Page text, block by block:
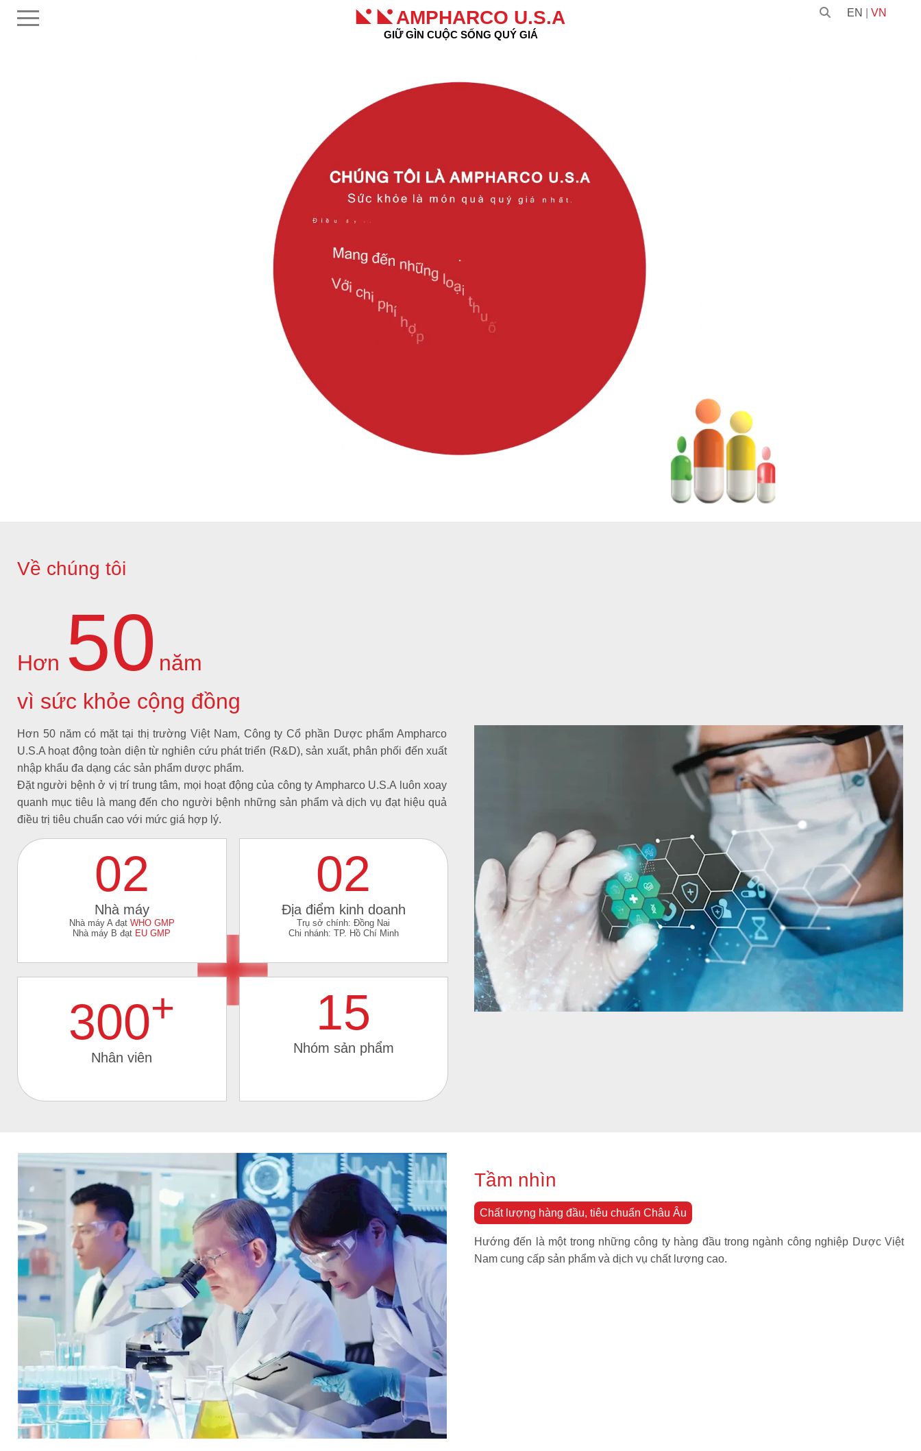
AMPHARCO U.S.A
GIỮ GÌN CUỘC SỐNG QUÝ GIÁ
EN VN
Về chúng tôi
Hơn 50 năm
vì sức khỏe cộng đồng
Hơn 50 năm có mặt tại thị trường Việt Nam, Công ty Cổ phần Dược phẩm Ampharco
U.S.A hoạt động toàn diện từ nghiên cứu phát triển (R&D), sản xuất, phân phối đến xuất
nhập khẩu đa dạng các sản phẩm dược phẩm.
Đặt người bệnh ở vị trí trung tâm, mọi hoạt động của công ty Ampharco U.S.A luôn xoay
quanh mục tiêu là mang đến cho người bệnh những sản phẩm và dịch vụ đạt hiệu quả
điều trị tiêu chuẩn cao với mức giá hợp lý.
02
Nhà máy
Nhà máy A đạt WHO GMP
Nhà máy B đạt EU GMP
02
Địa điểm kinh doanh
Trụ sở chính: Đồng Nai
Chi nhánh: TP. Hồ Chí Minh
300+
Nhân viên
15
Nhóm sản phẩm
Tầm nhìn
Chất lượng hàng đầu, tiêu chuẩn Châu Âu
Hướng đến là một trong những công ty hàng đầu trong ngành công nghiệp Dược Việt
Nam cung cấp sản phẩm và dịch vụ chất lượng cao.